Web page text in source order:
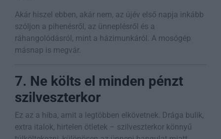
Akár hiszel ebben, akár nem, az újév első napja inkább
szóljon a pihenésről, az ünneplésről és a
ráhangolódásról, mint a házimunkáról. A mosógép
másnap is megvár.
7. Ne költs el minden pénzt
szilveszterkor
Ez az a hiba, amit a legtöbben elkövetnek. Drága bulik,
extra italok, hirtelen ötletek – szilveszterkor könnyű